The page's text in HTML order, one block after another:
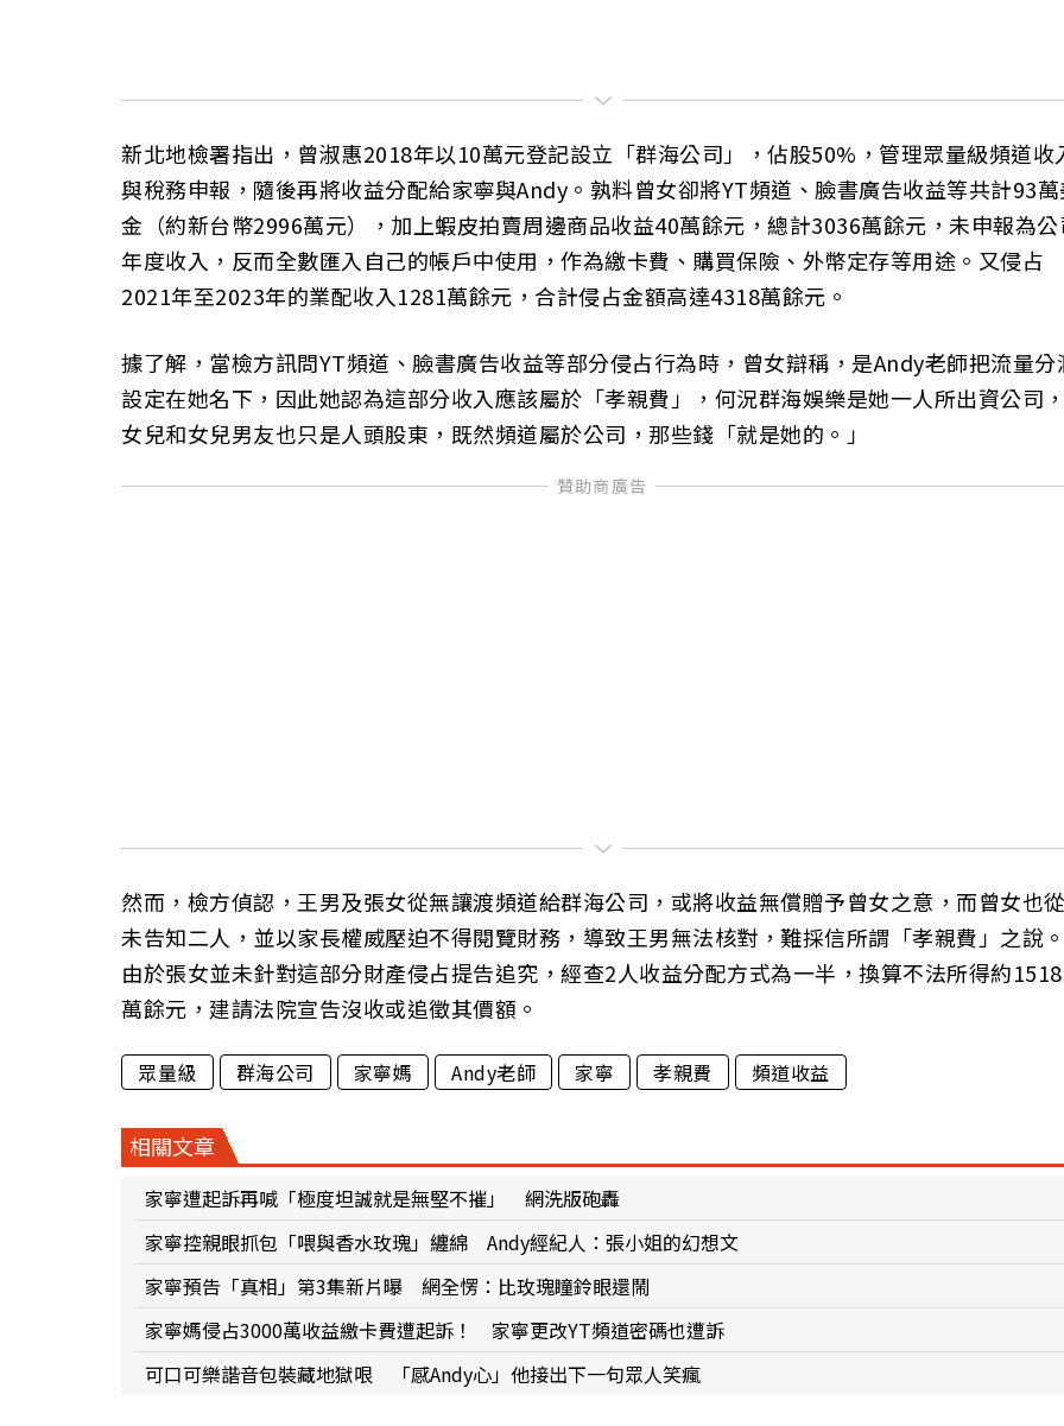
新北地檢署指出，曾淑惠2018年以10萬元登記設立「群海公司」，佔股50%，管理眾量級頻道收
與稅務申報，隨後再將收益分配給家寧與Andy。孰料曾女卻將YT頻道、臉書廣告收益等共計93
金（約新台幣2996萬元），加上蝦皮拍賣周邊商品收益40萬餘元，總計3036萬餘元，未申報為
年度收入，反而全數匯入自己的帳戶中使用，作為繳卡費、購買保險、外幣定存等用途。又侵占
2021年至2023年的業配收入1281萬餘元，合計侵占金額高達4318萬餘元。
據了解，當檢方訊問YT頻道、臉書廣告收益等部分侵占行為時，曾女辯稱，是Andy老師把流量分
設定在她名下，因此她認為這部分收入應該屬於「孝親費」，何況群海娛樂是她一人所出資公司
女兒和女兒男友也只是人頭股東，既然頻道屬於公司，那些錢「就是她的。」
然而，檢方偵認，王男及張女從無讓渡頻道給群海公司，或將收益無償贈予曾女之意，而曾女也
未告知二人，並以家長權威壓迫不得閱覽財務，導致王男無法核對，難採信所謂「孝親費」之說
由於張女並未針對這部分財產侵占提告追究，經查2人收益分配方式為一半，換算不法所得約1518
萬餘元，建請法院宣告沒收或追徵其價額。
眾量級 群海公司 家寧媽 Andy老師 家寧 孝親費 頻道收益
相關文章
家寧遭起訴再喊「極度坦誠就是無堅不摧」 網洗版砲轟
家寧控親眼抓包「喂與香水玫瑰」纏綿 Andy經紀人：張小姐的幻想文
家寧預告「真相」第3集新片曝 網全愣：比玫瑰瞳鈴眼還鬧
家寧媽侵占3000萬收益繳卡費遭起訴！ 家寧更改YT頻道密碼也遭訴
可口可樂諧音包裝藏地獄哏 「感Andy心」他接出下一句眾人笑瘋